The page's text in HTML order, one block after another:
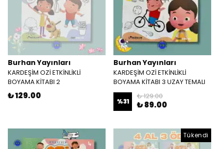
Burhan Yayınları
KARDEŞİM OZİ ETKİNLİKLİ
BOYAMA KİTABI 2
₺ 129.00
Burhan Yayınları
KARDEŞİM OZİ ETKİNLİKLİ
BOYAMA KİTABI 3 UZAY TEMALI
%31
₺ 129.00
₺ 89.00
Tükendi